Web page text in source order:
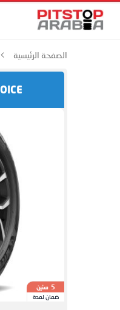
الصفحة الرئيسية
5 سنين
ضمان لمدة